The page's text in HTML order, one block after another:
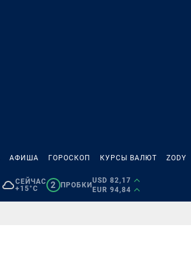
АФИША ГОРОСКОП КУРСЫ ВАЛЮТ ZODY
СЕЙЧАС
+15°C
2 ПРОБКИ
USD 82,17
EUR 94,84